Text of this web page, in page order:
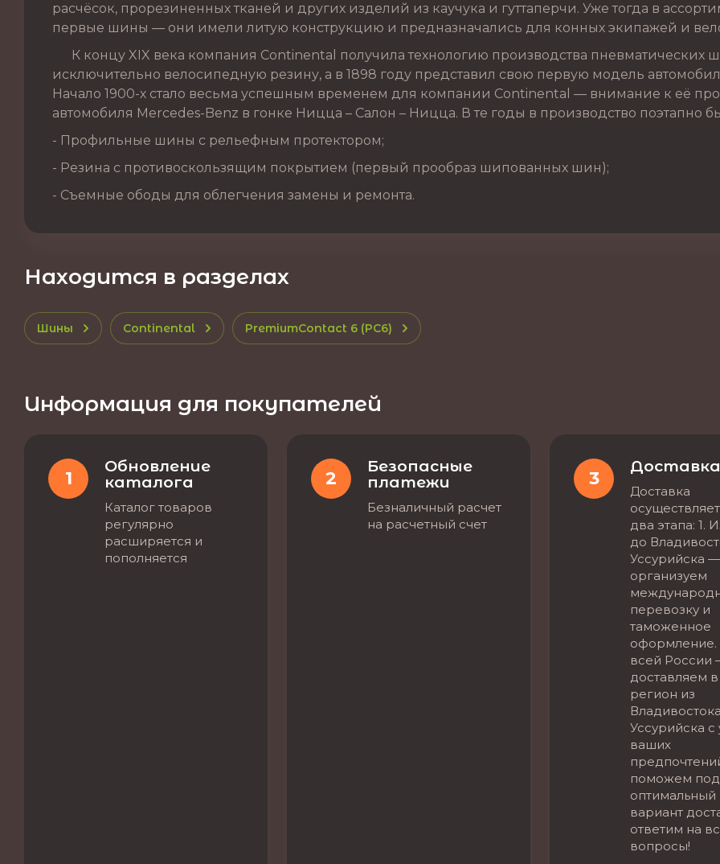
расчёсок, прорезиненных тканей и других изделий из каучука и гуттаперчи. Уже тогда в
первые шины — они имели литую конструкцию и предназначались для конных экипажей и
К концу XIX века компания Continental получила технологию производства пневматических
исключительно велосипедную резину, а в 1898 году представил свою первую модель
Начало 1900-х стало весьма успешным временем для компании Continental — внимание к её
автомобиля Mercedes-Benz в гонке Ницца – Салон – Ницца. В те годы в производство поэтапно
- Профильные шины с рельефным протектором;
- Резина с противоскользящим покрытием (первый прообраз шипованных шин);
- Съемные ободы для облегчения замены и ремонта.
Находится в разделах
Шины Continental PremiumContact 6 (PC6)
Информация для покупателей
1
Обновление
каталога
Каталог товаров
регулярно
расширяется и
пополняется
2
Безопасные
платежи
Безналичный расчет
на расчетный счет
3
Доставка
Доставка
два этапа: 1.
до
Уссурийска —
организуем
перевозку и
таможенное
оформление.
всей России
доставляем
регион из
Уссурийска с
ваших
поможем
оптимальный
вариант
ответим на
вопросы!